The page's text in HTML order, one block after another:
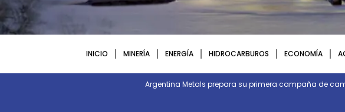
INICIO MINERÍA ENERGÍA HIDROCARBUROS ECONOMÍA
Argentina Metals prepara su primera campaña de